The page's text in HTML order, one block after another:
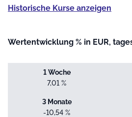
Historische Kurse anzeigen
Wertentwicklung % in EUR,
1 Woche
7,01 %
3 Monate
-10,54 %